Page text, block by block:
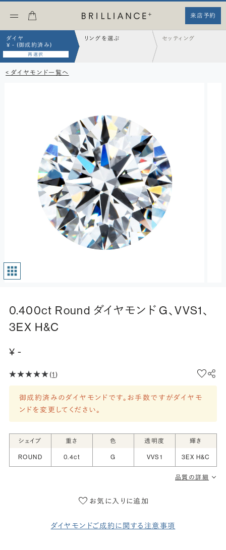
来店予約
ダイヤ
¥ - (御成約済み)
再選択
リングを選ぶ セッティング
< ダイヤモンド一覧へ
0.400ct Round ダイヤモンド G、VVS1、
3EX H&C
¥ -
(1)
御成約済みのダイヤモンドです。お手数ですがダイヤモ
ンドを変更してください。
シェイプ 重さ 色 透明度 輝き
ROUND 0.4ct G VVS1 3EX H&C
品質の詳細
お気に入りに追加
ダイヤモンドご成約に関する注意事項